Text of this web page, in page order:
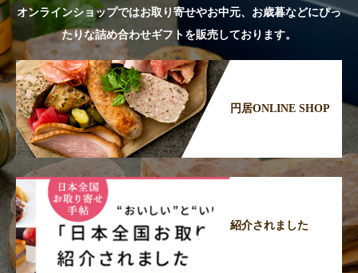
オンラインショップではお取り寄せやお中元、お歳暮などにぴっ
たりな詰め合わせギフトを販売しております。
円居ONLINE SHOP
紹介されました